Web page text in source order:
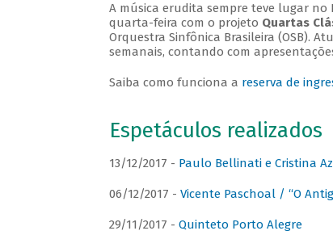
A música erudita sempre teve lugar no
quarta-feira com o projeto Quartas
Orquestra Sinfônica Brasileira (OSB).
semanais, contando com
Saiba como funciona a reserva de
Espetáculos realizados
13/12/2017 - Paulo Bellinati e Cristina
06/12/2017 - Vicente Paschoal / “O
29/11/2017 - Quinteto Porto Alegre